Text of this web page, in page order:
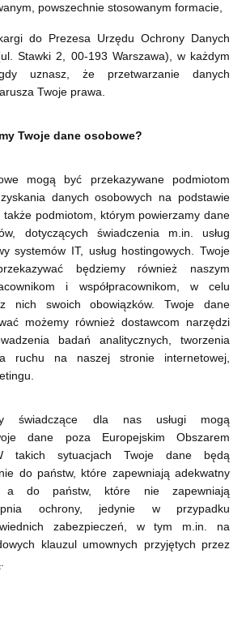
powszechnie stosowanym formacie,
do Prezesa Urzędu Ochrony Danych
Stawki 2, 00-193 Warszawa), w każdym
uznasz, że przetwarzanie danych
Twoje prawa.
Twoje dane osobowe?
mogą być przekazywane podmiotom
danych osobowych na podstawie
także podmiotom, którym powierzamy dane
dotyczących świadczenia m.in. usług
systemów IT, usług hostingowych. Twoje
będziemy również naszym
i współpracownikom, w celu
nich swoich obowiązków. Twoje dane
możemy również dostawcom narzędzi
badań analitycznych, tworzenia
ruchu na naszej stronie internetowej,
świadczące dla nas usługi mogą
dane poza Europejskim Obszarem
takich sytuacjach Twoje dane będą
do państw, które zapewniają adekwatny
a do państw, które nie zapewniają
ochrony, jedynie w przypadku
zabezpieczeń, w tym m.in. na
klauzul umownych przyjętych przez